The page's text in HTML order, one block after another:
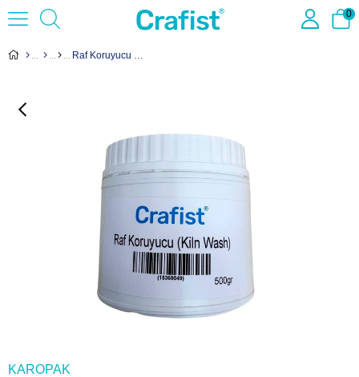
0
Raf Koruyucu (Kiln Wash) - 500 gr SG-180
KAROPAK